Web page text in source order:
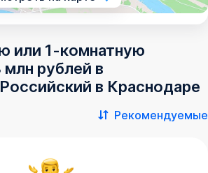
или 1-комнатную
млн рублей в
в Краснодаре
Рекомендуемые